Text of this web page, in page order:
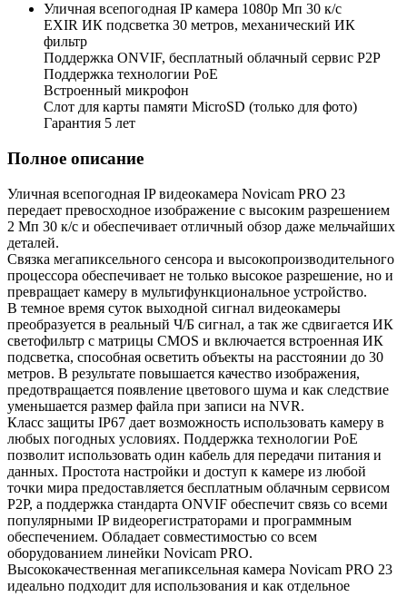
Уличная всепогодная IP камера 1080p Мп 30 к/с
EXIR ИК подсветка 30 метров, механический ИК
фильтр
Поддержка ONVIF, бесплатный облачный сервис P2P
Поддержка технологии PoE
Встроенный микрофон
Слот для карты памяти MicroSD (только для фото)
Гарантия 5 лет
Полное описание
Уличная всепогодная IP видеокамера Novicam PRO 23
передает превосходное изображение с высоким разрешением
2 Мп 30 к/с и обеспечивает отличный обзор даже мельчайших
деталей.
Связка мегапиксельного сенсора и высокопроизводительного
процессора обеспечивает не только высокое разрешение, но и
превращает камеру в мультифункциональное устройство.
В темное время суток выходной сигнал видеокамеры
преобразуется в реальный Ч/Б сигнал, а так же сдвигается ИК
светофильтр с матрицы CMOS и включается встроенная ИК
подсветка, способная осветить объекты на расстоянии до 30
метров. В результате повышается качество изображения,
предотвращается появление цветового шума и как следствие
уменьшается размер файла при записи на NVR.
Класс защиты IP67 дает возможность использовать камеру в
любых погодных условиях. Поддержка технологии РоЕ
позволит использовать один кабель для передачи питания и
данных. Простота настройки и доступ к камере из любой
точки мира предоставляется бесплатным облачным сервисом
P2P, а поддержка стандарта ONVIF обеспечит связь со всеми
популярными IP видеорегистраторами и программным
обеспечением. Обладает совместимостью со всем
оборудованием линейки Novicam PRO.
Высококачественная мегапиксельная камера Novicam PRO 23
идеально подходит для использования и как отдельное